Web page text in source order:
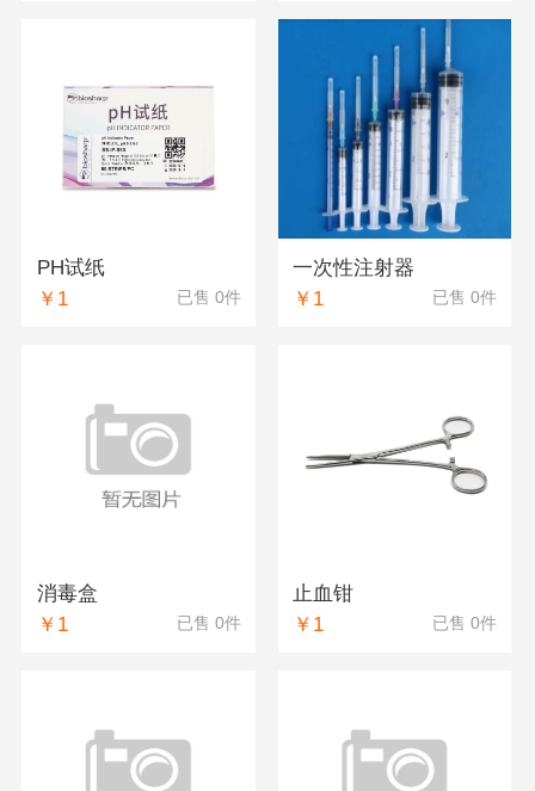
PH试纸
￥1
已售 0件
一次性注射器
￥1
已售 0件
消毒盒
￥1
已售 0件
止血钳
￥1
已售 0件